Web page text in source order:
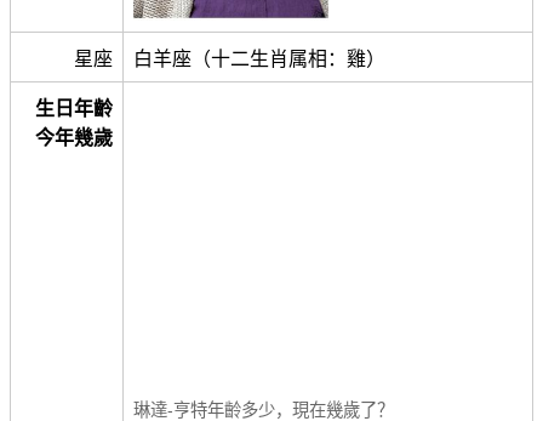
星座 白羊座（十二生肖属相：雞）
生日年齡
今年幾歲
琳達-亨特年齡多少，現在幾歲了？